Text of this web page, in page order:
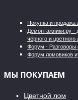
Покупка и
Демонтажники.ру -
чёрного и цветного
Форум - Разговоры
Форум ломовиков
МЫ ПОКУПАЕМ
Цветной лом